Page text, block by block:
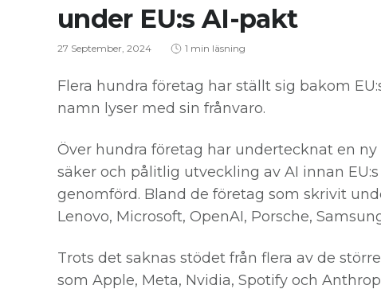
under EU:s AI-pakt
27 September, 2024 1 min läsning
Flera hundra företag har ställt sig bakom
namn lyser med sin frånvaro.
Över hundra företag har undertecknat en
säker och pålitlig utveckling av AI innan
genomförd. Bland de företag som skrivit
Lenovo, Microsoft, OpenAI, Porsche,
Trots det saknas stödet från flera av de
som Apple, Meta, Nvidia, Spotify och